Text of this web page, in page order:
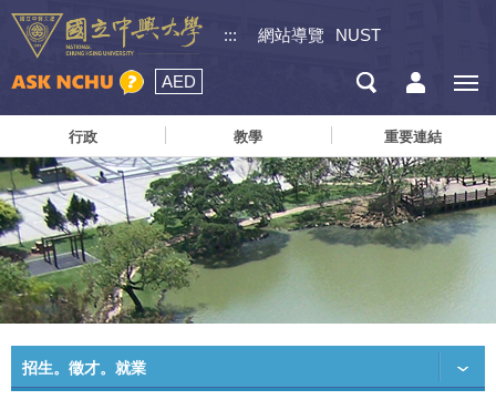
::: 網站導覽 NUST
AED
行政 教學 重要連結
招生。徵才。就業